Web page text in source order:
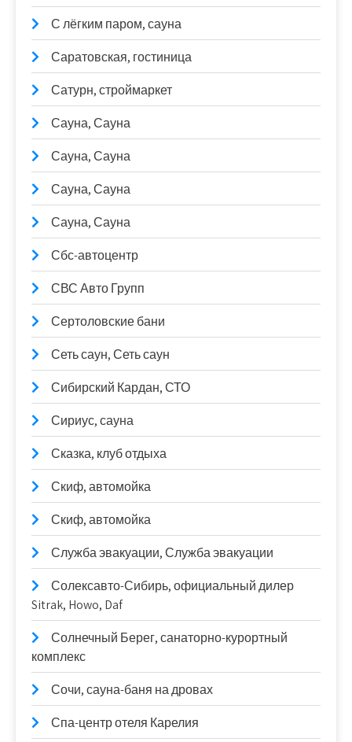
С лёгким паром, сауна
Саратовская, гостиница
Сатурн, строймаркет
Сауна, Сауна
Сауна, Сауна
Сауна, Сауна
Сауна, Сауна
Сбс-автоцентр
СВС Авто Групп
Сертоловские бани
Сеть саун, Сеть саун
Сибирский Кардан, СТО
Сириус, сауна
Сказка, клуб отдыха
Скиф, автомойка
Скиф, автомойка
Служба эвакуации, Служба эвакуации
Солексавто-Сибирь, официальный дилер
Sitrak, Howo, Daf
Солнечный Берег, санаторно-курортный
комплекс
Сочи, сауна-баня на дровах
Спа-центр отеля Карелия